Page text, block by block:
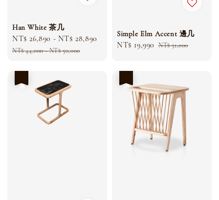
Han White 茶几
Sale
price
NT$ 26,890 - NT$ 28,890
Regular
price
NT$ 44,000-NT$ 50,000
Simple Elm Accent 邊几
Sale
NT$ 19,990 Regular
NT$ 31,000